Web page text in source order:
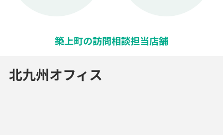
築上町の訪問相談担当店舗
北九州オフィス